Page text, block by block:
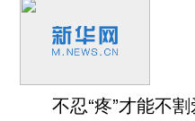
不忍“疼”才能不